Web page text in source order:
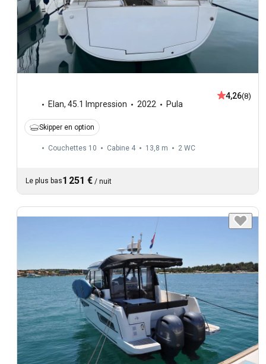
Elan, 45.1 Impression 2022 Pula
4,26(8)
Skipper en option
Couchettes 10 Cabine 4 13,8 m 2 WC
Le plus bas1 251 € / nuit